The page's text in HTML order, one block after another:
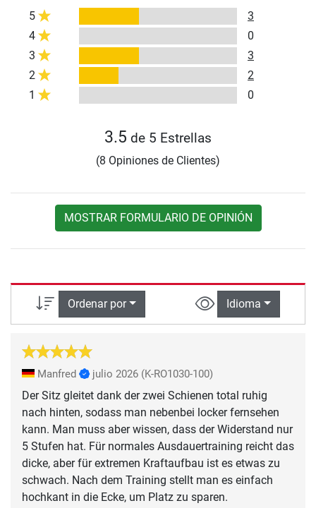
5
3
4
0
3
3
2
2
1
0
3.5 de 5 Estrellas
(8 Opiniones de Clientes)
MOSTRAR FORMULARIO DE OPINIÓN
Ordenar por Idioma
Manfred julio 2026 (K-RO1030-100)
Der Sitz gleitet dank der zwei Schienen total ruhig
nach hinten, sodass man nebenbei locker fernsehen
kann. Man muss aber wissen, dass der Widerstand nur
5 Stufen hat. Für normales Ausdauertraining reicht das
dicke, aber für extremen Kraftaufbau ist es etwas zu
schwach. Nach dem Training stellt man es einfach
hochkant in die Ecke, um Platz zu sparen.